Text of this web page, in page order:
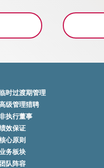
时过渡期管理
级管理猎聘
执行董事
效保证
心原则
务板块
团队阵容